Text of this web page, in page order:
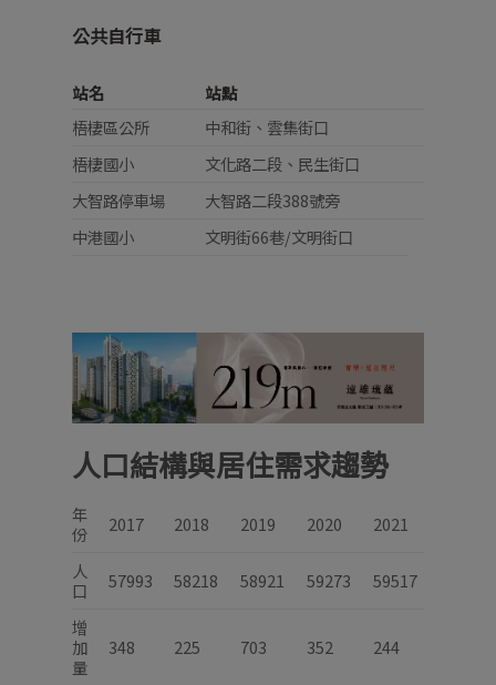
公共自行車
站名
站點
梧棲區公所
中和街、雲集街口
梧棲國小
文化路二段、民生街口
大智路停車場
大智路二段388號旁
中港國小
文明街66巷/文明街口
人口結構與居住需求趨勢
年
份
2017 2018 2019 2020
2021
人
口
57993 58218 58921 59273
59517
增
加
量
348 225 703 352 244